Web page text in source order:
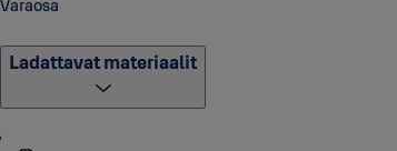
Varaosa
Ladattavat materiaalit